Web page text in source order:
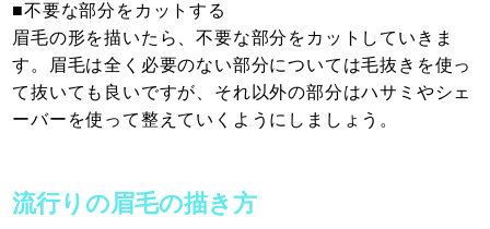
■不要な部分をカットする
眉毛の形を描いたら、不要な部分をカットしていきま
す。眉毛は全く必要のない部分については毛抜きを使っ
て抜いても良いですが、それ以外の部分はハサミやシェ
ーバーを使って整えていくようにしましょう。
流行りの眉毛の描き方